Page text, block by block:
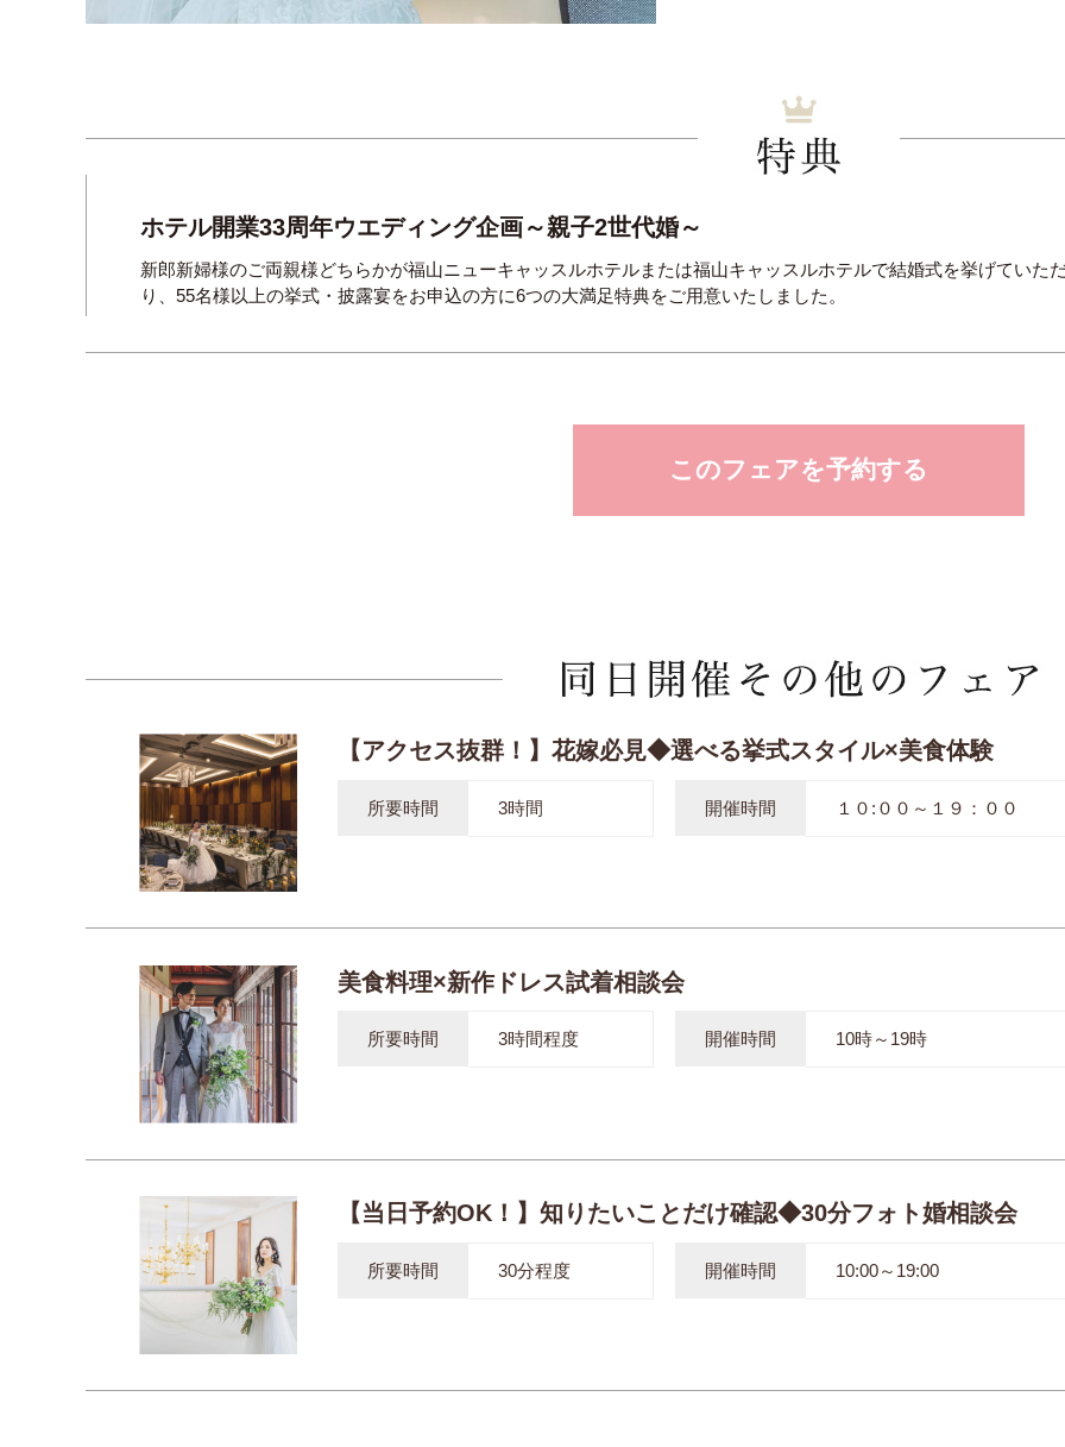
ホテル開業33周年ウエディング企画～親子2世代婚～
新郎新婦様のご両親様どちらかが福山ニューキャッスルホテルまたは福山キャッスルホテルで結婚式を挙げていた
り、55名様以上の挙式・披露宴をお申込の方に6つの大満足特典をご用意いたしました。
このフェアを予約する
【アクセス抜群！】花嫁必見◆選べる挙式スタイル×美食体験
所要時間 3時間 開催時間 １０:００～１９：００
美食料理×新作ドレス試着相談会
所要時間 3時間程度 開催時間 10時～19時
【当日予約OK！】知りたいことだけ確認◆30分フォト婚相談会
所要時間 30分程度 開催時間 10:00～19:00